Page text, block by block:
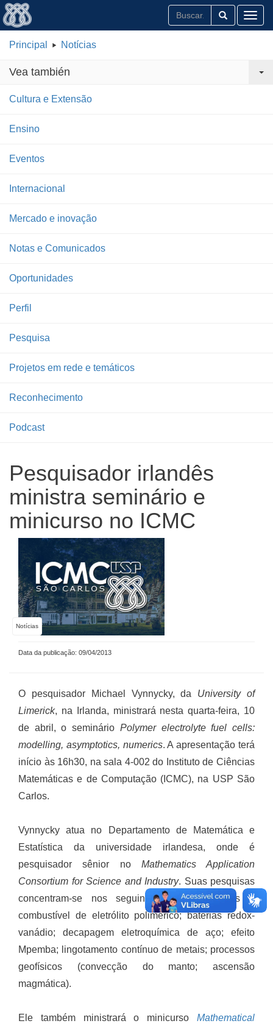
Principal Notícias
Vea también
Cultura e Extensão
Ensino
Eventos
Internacional
Mercado e inovação
Notas e Comunicados
Oportunidades
Perfil
Pesquisa
Projetos em rede e temáticos
Reconhecimento
Podcast
Pesquisador irlandês
ministra seminário e
minicurso no ICMC
Notícias
Data da publicação: 09/04/2013
O pesquisador Michael Vynnycky, da University of
Limerick, na Irlanda, ministrará nesta quarta-feira, 10
de abril, o seminário Polymer electrolyte fuel cells:
modelling, asymptotics, numerics. A apresentação terá
início às 16h30, na sala 4-002 do Instituto de Ciências
Matemáticas e de Computação (ICMC), na USP São
Carlos.
Vynnycky atua no Departamento de Matemática e
Estatística da universidade irlandesa, onde é
pesquisador sênior no Mathematics Application
Consortium for Science and Industry. Suas pesquisas
concentram-se nos seguintes tópicos: células a
combustível de eletrólito polimérico; baterias redox-
vanádio; decapagem eletroquímica de aço; efeito
Mpemba; lingotamento contínuo de metais; processos
geofísicos (convecção do manto; ascensão
magmática).
Ele também ministrará o minicurso Mathematical